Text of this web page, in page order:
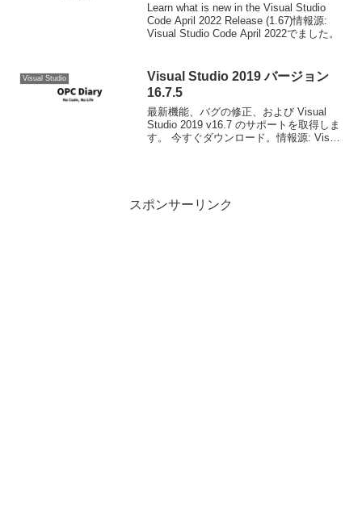
Learn what is new in the Visual Studio
Code April 2022 Release (1.67)情報源:
Visual Studio Code April 2022でました。
Visual Studio
Visual Studio 2019 バージョン
16.7.5
最新機能、バグの修正、および Visual
Studio 2019 v16.7 のサポートを取得しま
す。 今すぐダウンロード。情報源: Visual
スポンサーリンク